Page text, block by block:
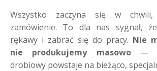
Wszystko zaczyna się w chwili,
zamówienie. To dla nas sygnał,
rękawy i zabrać się do pracy. Nie
nie produkujemy masowo—
drobiowy powstaje na bieżąco,